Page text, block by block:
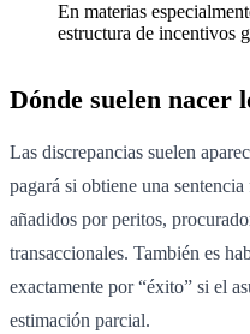
En materias
estructura de incentivos
Dónde suelen nacer
Las discrepancias suelen
pagará si obtiene una
añadidos por peritos,
transaccionales. También es
exactamente por “éxito” si el
estimación parcial.